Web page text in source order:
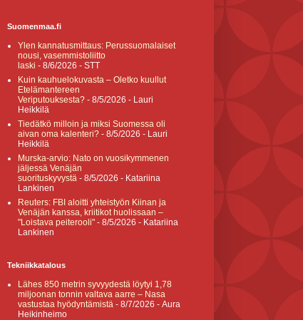
Suomenmaa.fi
Ylen kannatusmittaus: Perussuomalaiset
nousi, vasemmistoliitto
laski - 8/6/2026 - STT
Kuin kauhuelokuvasta – Oletko kuullut
Etelämantereen
Veriputouksesta? - 8/5/2026 - Lauri
Heikkilä
Tiedätkö milloin ja miksi Suomessa oli
aivan oma kalenteri? - 8/5/2026 - Lauri
Heikkilä
Murska-arvio: Nato on vuosikymmenen
jäljessä Venäjän
suorituskyvystä - 8/5/2026 - Katariina
Lankinen
Reuters: FBI aloitti yhteistyön Kiinan ja
Venäjän kanssa, kriitikot huolissaan –
"Loistava peiterooli" - 8/5/2026 - Katariina
Lankinen
Tekniikkatalous
Lähes 850 metrin syvyydestä löytyi 1,78
miljoonan tonnin valtava aarre – Nasa
vastustaa hyödyntämistä - 8/7/2026 - Aura
Heikinheimo